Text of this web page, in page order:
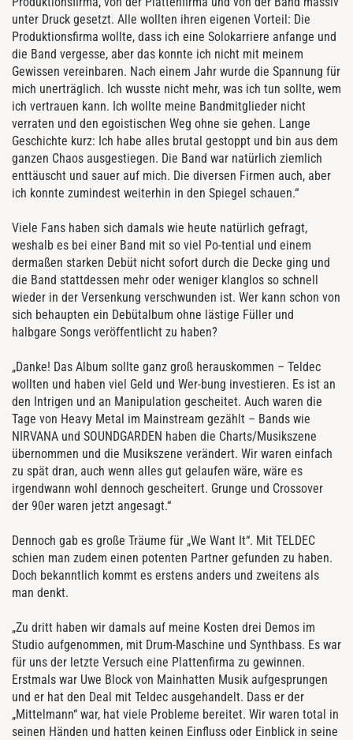
unter Druck gesetzt. Alle wollten ihren eigenen Vorteil: Die
Produktionsfirma wollte, dass ich eine Solokarriere anfange und
die Band vergesse, aber das konnte ich nicht mit meinem
Gewissen vereinbaren. Nach einem Jahr wurde die Spannung für
mich unerträglich. Ich wusste nicht mehr, was ich tun sollte, wem
ich vertrauen kann. Ich wollte meine Bandmitglieder nicht
verraten und den egoistischen Weg ohne sie gehen. Lange
Geschichte kurz: Ich habe alles brutal gestoppt und bin aus dem
ganzen Chaos ausgestiegen. Die Band war natürlich ziemlich
enttäuscht und sauer auf mich. Die diversen Firmen auch, aber
ich konnte zumindest weiterhin in den Spiegel schauen.“
Viele Fans haben sich damals wie heute natürlich gefragt,
weshalb es bei einer Band mit so viel Po-tential und einem
dermaßen starken Debüt nicht sofort durch die Decke ging und
die Band stattdessen mehr oder weniger klanglos so schnell
wieder in der Versenkung verschwunden ist. Wer kann schon von
sich behaupten ein Debütalbum ohne lästige Füller und
halbgare Songs veröffentlicht zu haben?
„Danke! Das Album sollte ganz groß herauskommen – Teldec
wollten und haben viel Geld und Wer-bung investieren. Es ist an
den Intrigen und an Manipulation gescheitet. Auch waren die
Tage von Heavy Metal im Mainstream gezählt – Bands wie
NIRVANA und SOUNDGARDEN haben die Charts/Musikszene
übernommen und die Musikszene verändert. Wir waren einfach
zu spät dran, auch wenn alles gut gelaufen wäre, wäre es
irgendwann wohl dennoch gescheitert. Grunge und Crossover
der 90er waren jetzt angesagt.“
Dennoch gab es große Träume für „We Want It“. Mit TELDEC
schien man zudem einen potenten Partner gefunden zu haben.
Doch bekanntlich kommt es erstens anders und zweitens als
man denkt.
„Zu dritt haben wir damals auf meine Kosten drei Demos im
Studio aufgenommen, mit Drum-Maschine und Synthbass. Es war
für uns der letzte Versuch eine Plattenfirma zu gewinnen.
Erstmals war Uwe Block von Mainhatten Musik aufgesprungen
und er hat den Deal mit Teldec ausgehandelt. Dass er der
„Mittelmann“ war, hat viele Probleme bereitet. Wir waren total in
seinen Händen und hatten keinen Einfluss oder Einblick in seine